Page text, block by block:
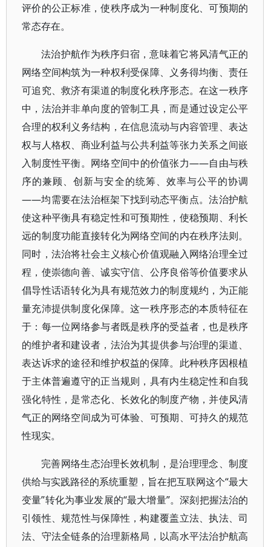
评价的公正标准，使秩序成为一种制度化、可预期的
常态存在。
法治护航作为秩序归宿，意味着它将风清气正的
网络空间构筑为一种权利受保障、义务得均衡、责任
可追究、救济有渠道的制度化秩序形态。在这一秩序
中，法治并非单向度的管制工具，而是通过设定公平
合理的权利义务结构，在信息流动与内容管理、表达
权与人格权、商业利益与公共利益等张力关系之间嵌
入制度性平衡。网络空间中的价值张力——自由与秩
序的兼顾、创新与安全的统筹、效率与公平的协调
——均需要在法治框架下找到动态平衡点。法治护航
使这种平衡具有稳定性和可预期性，使稳预期、利长
远的制度功能直接转化为网络空间的内在秩序法则。
同时，法治将社会主义核心价值观融入网络治理全过
程，使崇德向善、诚实守信、公序良俗等价值要求从
倡导性话语转化为具有规范效力的制度规约，为正能
量充沛提供制度化保障。这一秩序形态的本质特征在
于：每一位网络参与者既是秩序的受益者，也是秩序
的维护者和建设者，法治为其提供参与治理的渠道、
表达诉求的途径和维护权益的保障。此种秩序因根植
于主体普遍遵守的正当规则，具有内生稳定性和自我
强化特性，是常态化、长效化的制度产物，并使风清
气正的网络空间成为可体验、可预期、可持久的规范
性现实。
完善网络生态治理长效机制，是治理理念、制度
供给与实践路径的系统重塑，旨在把互联网这个“最大
变量”转化为事业发展的“最大增量”。深刻把握法治的
引领性、规范性与保障性，构建覆盖立法、执法、司
法、守法全链条的治理新格局，以高水平法治护航高